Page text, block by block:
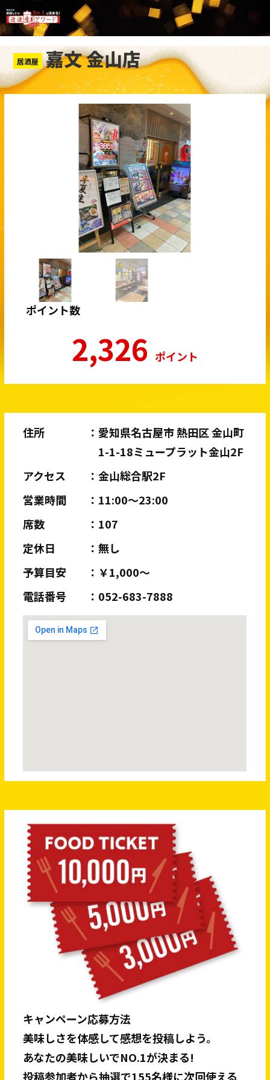
居酒屋 嘉文 金山店
ポイント数
2,326 ポイント
住所
愛知県名古屋市 熱田区 金山町
1-1-18ミュープラット金山2F
アクセス
金山総合駅2F
営業時間
11:00〜23:00
席数
107
定休日
無し
予算目安
￥1,000～
電話番号
052-683-7888
キャンペーン応募方法
美味しさを体感して感想を投稿しよう。
あなたの美味しいでNO.1が決まる!
投稿参加者から抽選で155名様に次回使える